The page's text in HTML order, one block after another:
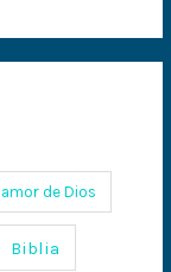
amor de Dios
Biblia